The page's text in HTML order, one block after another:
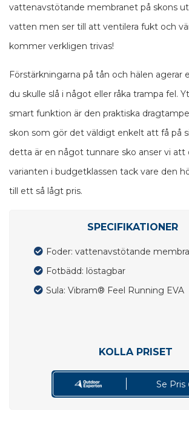
vattenavstötande membranet på skons
vatten men ser till att ventilera fukt och
kommer verkligen trivas!
Förstärkningarna på tån och hälen agerar
du skulle slå i något eller råka trampa fel.
smart funktion är den praktiska
skon som gör det väldigt enkelt att få på
detta är en något tunnare sko anser vi att
varianten i budgetklassen tack vare den
till ett så lågt pris.
SPECIFIKATIONER
Foder: vattenavstötande
Fotbädd: löstagbar
Sula: Vibram® Feel Running EVA
KOLLA PRISET
Se Pris